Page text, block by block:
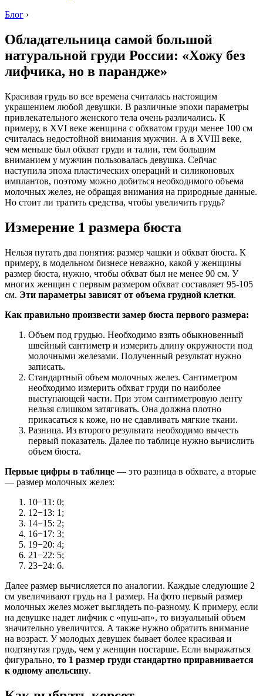
Блог ›
Обладательница самой большой
натуральной груди России: «Xожу без
лифчика, но в парандже»
Красивая грудь во все времена считалась настоящим
украшением любой девушки. В различные эпохи параметры
привлекательного женского тела очень различались. К
примеру, в XVI веке женщина с обхватом груди менее 100 см
считалась недостойной внимания мужчин. А в XVIII веке,
чем меньше был обхват груди и талии, тем большим
вниманием у мужчин пользовалась девушка. Сейчас
наступила эпоха пластических операций и силиконовых
имплантов, поэтому можно добиться необходимого объема
молочных желез, не обращая внимания на природные данные.
Но стоит ли тратить средства, чтобы увеличить грудь?
Измерение 1 размера бюста
Нельзя путать два понятия: размер чашки и обхват бюста. К
примеру, в модельном бизнесе неважно, какой у женщины
размер бюста, нужно, чтобы обхват был не менее 90 см. У
многих женщин с первым размером обхват составляет 95-105
см. Эти параметры зависят от объема грудной клетки.
Как правильно произвести замер бюста первого размера:
Объем под грудью. Необходимо взять обыкновенный
швейный сантиметр и измерить длину окружности под
молочными железами. Полученный результат нужно
записать.
Стандартный объем молочных желез. Сантиметром
необходимо измерить обхват груди по наиболее
выступающей части. При этом сантиметровую ленту
нельзя слишком затягивать. Она должна плотно
прикасаться к коже, но не сдавливать мягкие ткани.
Разница. Из второго результата необходимо вычесть
первый показатель. Далее по таблице нужно вычислить
объем бюста.
Первые цифры в таблице — это разница в обхвате, а вторые
— размер молочных желез:
10−11: 0;
12−13: 1;
14−15: 2;
16−17: 3;
19−20: 4;
21−22: 5;
23−24: 6.
Далее размер вычисляется по аналогии. Каждые следующие 2
см увеличивают грудь на 1 размер. На фото первый размер
молочных желез может выглядеть по-разному. К примеру, если
на девушке надет лифчик с «пуш-ап», то визуальный объем
значительно увеличится. А также нужно обратить внимание
на возраст. У молодых девушек бывает более красивая и
подтянутая грудь, чем у женщин постарше. Если выражаться
фигурально, то 1 размер груди стандартно приравнивается
к одному апельсину.